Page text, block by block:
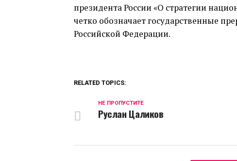
президента России «О стратегии
четко обозначает государственные
Российской Федерации.
RELATED TOPICS:
НЕ ПРОПУСТИТЕ
Руслан Цаликов